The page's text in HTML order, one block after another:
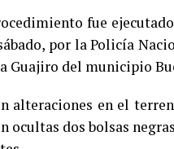
fue
por la Policía
Guajiro del municipio
alteraciones en el
ocultas dos bolsas